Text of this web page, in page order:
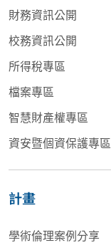
財務資訊公開
校務資訊公開
所得稅專區
檔案專區
智慧財產權專區
資安暨個資保護專區
計畫
學術倫理案例分享